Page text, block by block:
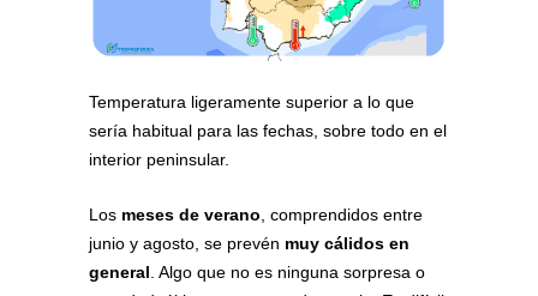
Temperatura ligeramente superior a lo que
sería habitual para las fechas, sobre todo en el
interior peninsular.
Los meses de verano , comprendidos entre
junio y agosto, se prevén muy cálidos en
general . Algo que no es ninguna sorpresa o